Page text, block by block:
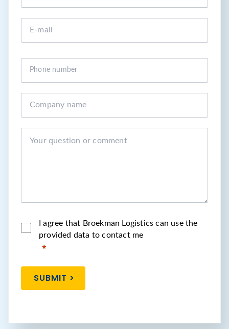
I agree that Broekman Logistics can use the
provided data to contact me
SUBMIT >